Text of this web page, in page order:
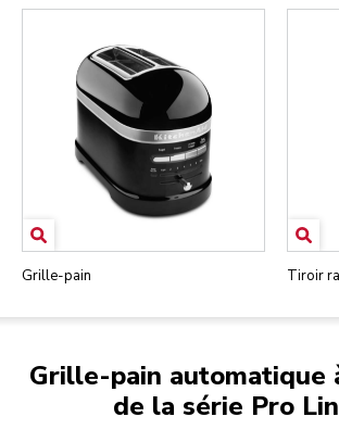
Grille-pain Tiroir
Grille-pain automatique
de la série Pro